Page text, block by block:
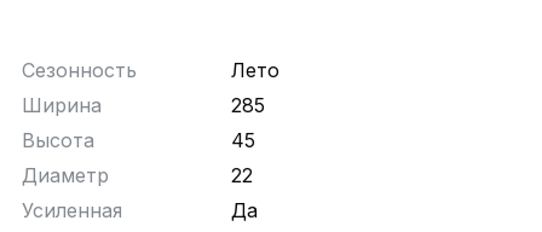
Сезонность
Лето
Ширина
285
Высота
45
Диаметр
22
Усиленная
Да